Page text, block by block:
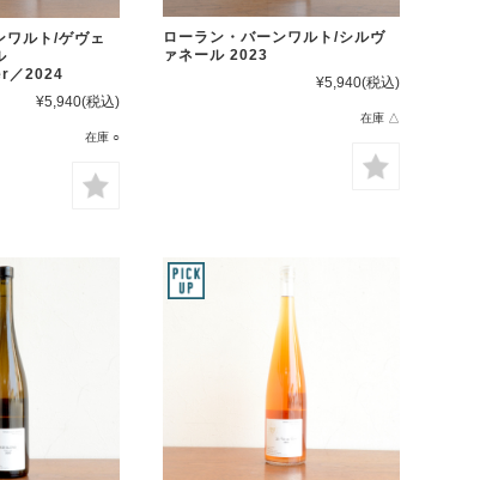
ワルト/ゲヴェ
／2024
¥5,940(税込)
在庫 ○
ローラン・バーンワルト/シルヴ
ァネール 2023
¥5,940(税込)
在庫 △